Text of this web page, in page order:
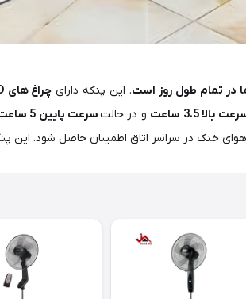
. این پنکه دارای چراغ های LED پرنور است که می تواند به مدت 70 ساعت کار کند.
3.5 ساعت و در حالتسرعت پایین 5 ساعت کار